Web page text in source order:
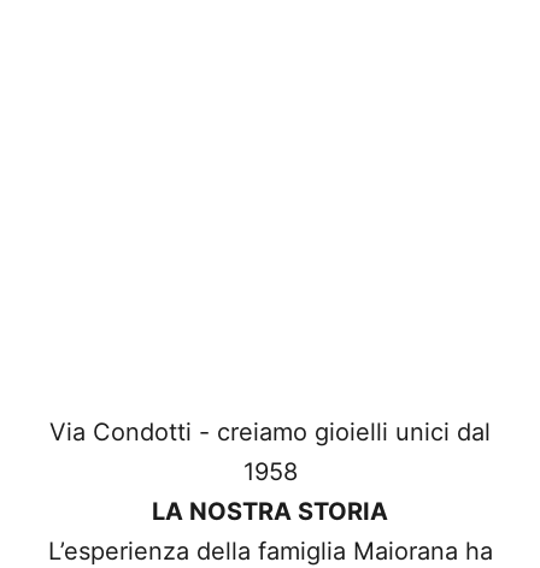
Via Condotti - creiamo gioielli unici dal
1958
LA NOSTRA STORIA
L’esperienza della famiglia Maiorana ha